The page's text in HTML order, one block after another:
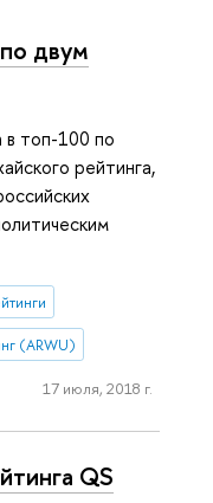
двум
в топ-100 по
рейтинга,
(ARWU)
17 июля, 2018 г.
QS